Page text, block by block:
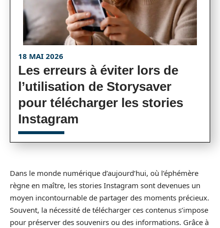
18 MAI 2026
Les erreurs à éviter lors de
l’utilisation de Storysaver
pour télécharger les stories
Instagram
Dans le monde numérique d’aujourd’hui, où l’éphémère
règne en maître, les stories Instagram sont devenues un
moyen incontournable de partager des moments précieux.
Souvent, la nécessité de télécharger ces contenus s’impose
pour préserver des souvenirs ou des informations. Grâce à